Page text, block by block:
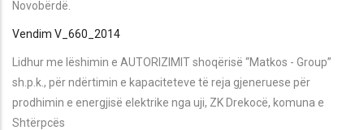
Novobërdë.
Vendim V_660_2014
Lidhur me lëshimin e AUTORIZIMIT shoqërisë “Matkos - Group”
sh.p.k., për ndërtimin e kapaciteteve të reja gjeneruese për
prodhimin e energjisë elektrike nga uji, ZK Drekocë, komuna e
Shtërpcës